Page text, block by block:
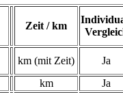
Zeit / km
km (mit Zeit) Ja
km Ja